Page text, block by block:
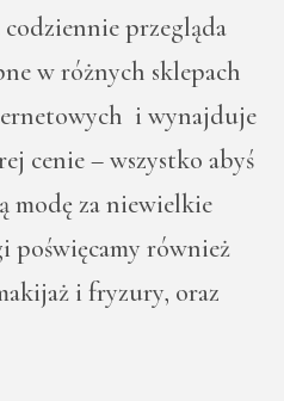
przegląda
w różnych sklepach
i wynajduje
cenie – wszystko abyś
modę za niewielkie
poświęcamy również
i fryzury, oraz